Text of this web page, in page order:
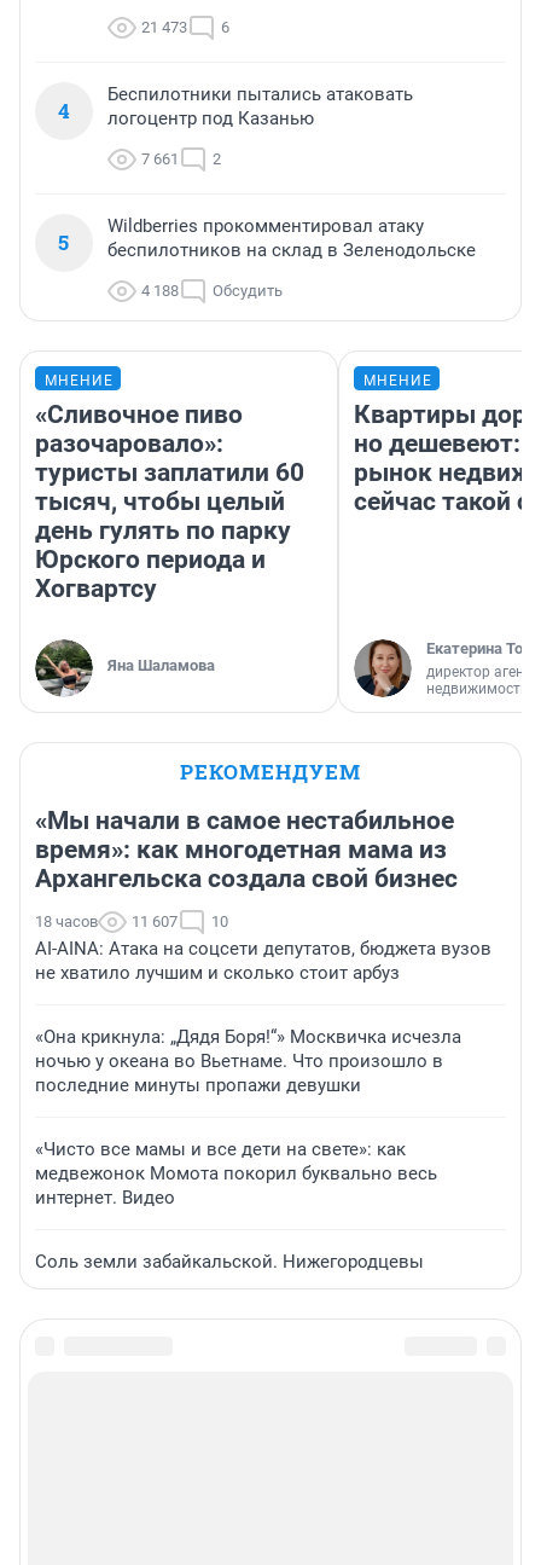
21 473 6
4
Беспилотники пытались атаковать
логоцентр под Казанью
7 661 2
5
Wildberries прокомментировал атаку
беспилотников на склад в Зеленодольске
4 188 Обсудить
МНЕНИЕ
«Сливочное пиво
разочаровало»:
туристы заплатили 60
тысяч, чтобы целый
день гулять по парку
Юрского периода и
Хогвартсу
Яна Шаламова
МНЕНИЕ
Квартиры
но дешевеют:
рынок
сейчас такой
Екатерина
директор
недвижимости
РЕКОМЕНДУЕМ
«Мы начали в самое нестабильное
время»: как многодетная мама из
Архангельска создала свой бизнес
18 часов 11 607 10
AI-AINA: Атака на соцсети депутатов, бюджета вузов
не хватило лучшим и сколько стоит арбуз
«Она крикнула: „Дядя Боря!“» Москвичка исчезла
ночью у океана во Вьетнаме. Что произошло в
последние минуты пропажи девушки
«Чисто все мамы и все дети на свете»: как
медвежонок Момота покорил буквально весь
интернет. Видео
Соль земли забайкальской. Нижегородцевы